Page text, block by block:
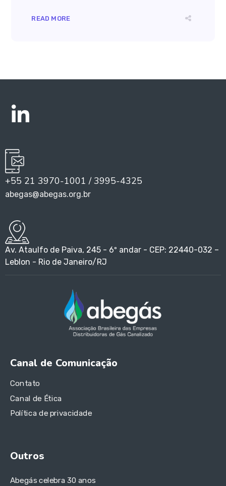
READ MORE
+55 21 3970-1001 / 3995-4325
abegas@abegas.org.br
Av. Ataulfo de Paiva, 245 - 6º andar - CEP: 22440-032 –
Leblon - Rio de Janeiro/RJ
Canal de Comunicação
Contato
Canal de Ética
Política de privacidade
Outros
Abegás celebra 30 anos